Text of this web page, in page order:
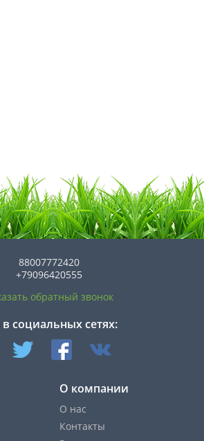
88007772420
+79096420555
обратный звонок
социальных сетях:
О компании
О нас
Контакты